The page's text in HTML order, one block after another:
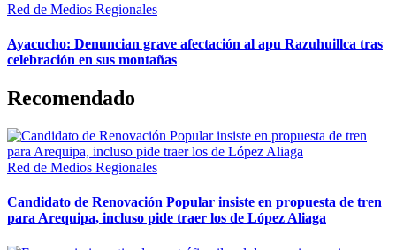
Red de Medios Regionales
Ayacucho: Denuncian grave afectación al apu Razuhuillca tras
celebración en sus montañas
Recomendado
Red de Medios Regionales
Candidato de Renovación Popular insiste en propuesta de tren
para Arequipa, incluso pide traer los de López Aliaga